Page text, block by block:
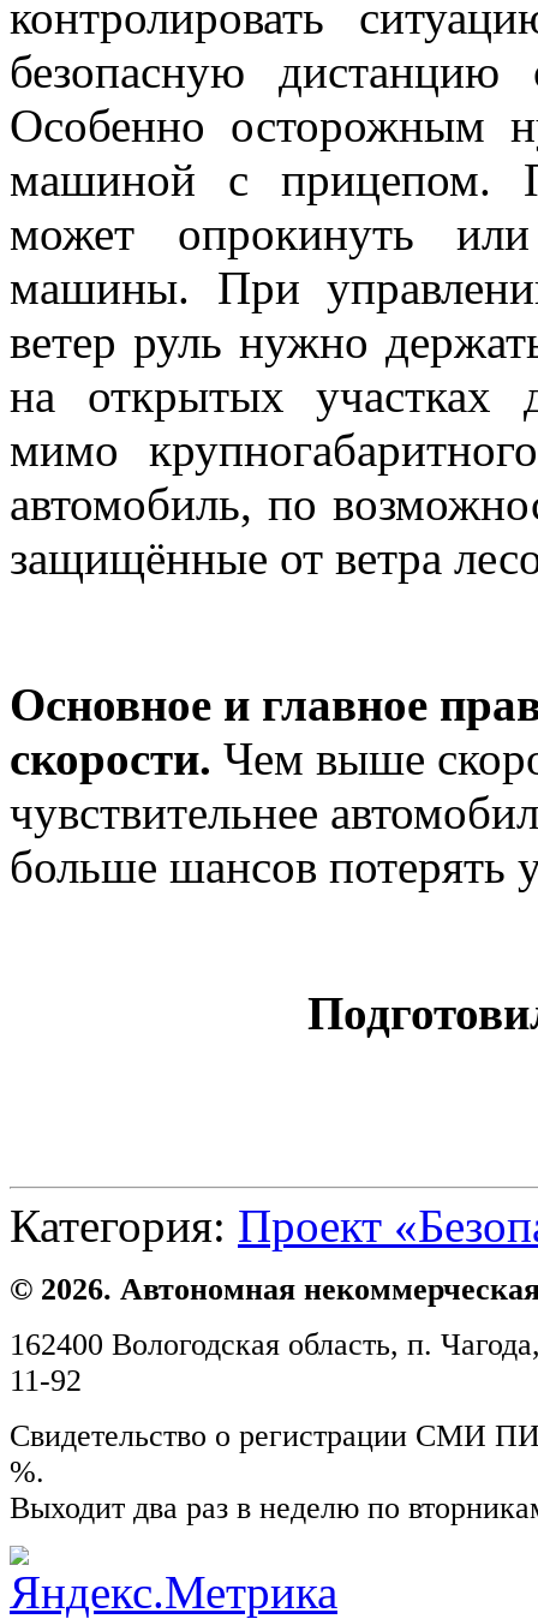
контролировать
безопасную дистанцию
Особенно осторожным
машиной с прицепом.
может опрокинуть
машины. При
ветер руль нужно
на открытых участках
мимо
автомобиль, по
защищённые от ветра
Основное и главное
скорости. Чем выше
чувствительнее
больше шансов потерять
Категория: Проект
© 2026. Автономная
162400 Вологодская область, п.
11-92
Свидетельство о регистрации СМИ
%.
Выходит два раз в неделю по